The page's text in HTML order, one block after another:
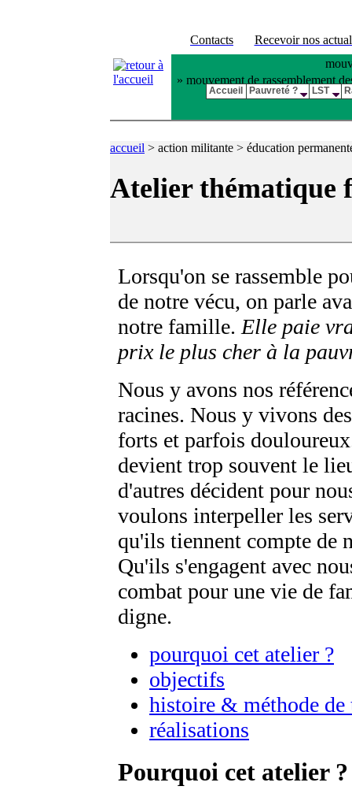
Contacts
Recevoir nos
» mouvement de rassemblement
accueil > action militante > éducation
Atelier thématique
Lorsqu'on se rassemble
de notre vécu, on parle
notre famille. Elle paie
prix le plus cher à la
Nous y avons nos
racines. Nous y vivons
forts et parfois
devient trop souvent le
d'autres décident pour
voulons interpeller les
qu'ils tiennent compte de
Qu'ils s'engagent avec
combat pour une vie de
digne.
pourquoi cet atelier ?
objectifs
histoire & méthode
réalisations
Pourquoi cet atelier ?
Accueil Pauvreté ? LST